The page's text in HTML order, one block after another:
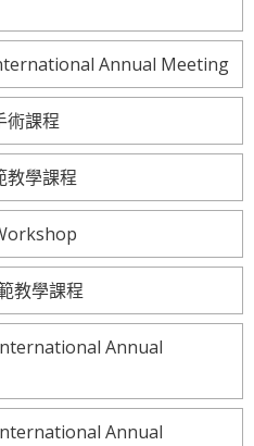
Annual Meeting
術課程
教學課程
教學課程
Annual
Annual